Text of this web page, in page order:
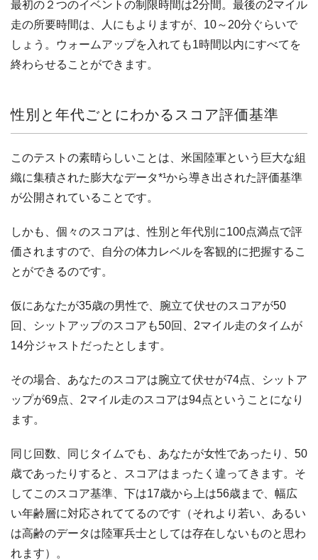
最初の２つのイベントの制限時間は2分間。最後の2マイル
走の所要時間は、人にもよりますが、10～20分ぐらいで
しょう。ウォームアップを入れても1時間以内にすべてを
終わらせることができます。
性別と年代ごとにわかるスコア評価基準
このテストの素晴らしいことは、米国陸軍という巨大な組
織に集積された膨大なデータ*¹から導き出された評価基準
が公開されていることです。
しかも、個々のスコアは、性別と年代別に100点満点で評
価されますので、自分の体力レベルを客観的に把握するこ
とができるのです。
仮にあなたが35歳の男性で、腕立て伏せのスコアが50
回、シットアップのスコアも50回、2マイル走のタイムが
14分ジャストだったとします。
その場合、あなたのスコアは腕立て伏せが74点、シットア
ップが69点、2マイル走のスコアは94点ということになり
ます。
同じ回数、同じタイムでも、あなたが女性であったり、50
歳であったりすると、スコアはまったく違ってきます。そ
してこのスコア基準、下は17歳から上は56歳まで、幅広
い年齢層に対応されててるのです（それより若い、あるい
は高齢のデータは陸軍兵士としては存在しないものと思わ
れます）。